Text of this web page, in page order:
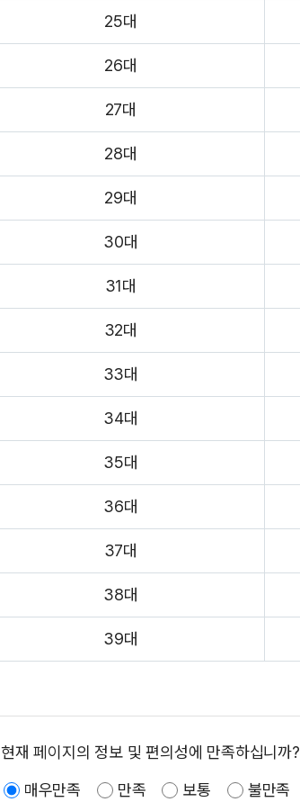
25대
26대
27대
28대
29대
30대
31대
32대
33대
34대
35대
36대
37대
38대
39대
현재 페이지의 정보 및 편의성에 만족하십니까?
매우만족 만족 보통 불만족